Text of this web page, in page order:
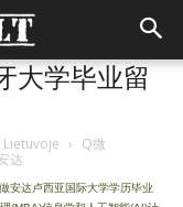
大学毕业留
› Q微
达
安达卢西亚国际大学学历毕业